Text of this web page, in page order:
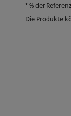
* % der
Die Produkte